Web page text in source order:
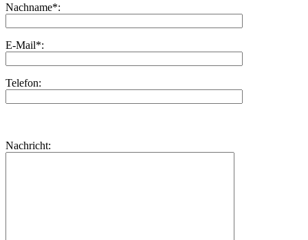
Nachname*:
E-Mail*:
Telefon:
dieses
lasse
Nachricht: